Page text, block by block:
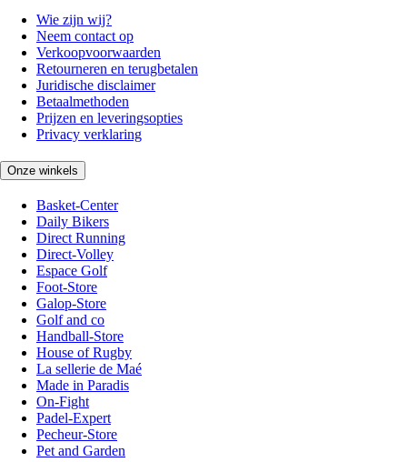
Wie zijn wij?
Neem contact op
Verkoopvoorwaarden
Retourneren en terugbetalen
Juridische disclaimer
Betaalmethoden
Prijzen en leveringsopties
Privacy verklaring
Onze winkels
Basket-Center
Daily Bikers
Direct Running
Direct-Volley
Espace Golf
Foot-Store
Galop-Store
Golf and co
Handball-Store
House of Rugby
La sellerie de Maé
Made in Paradis
On-Fight
Padel-Expert
Pecheur-Store
Pet and Garden